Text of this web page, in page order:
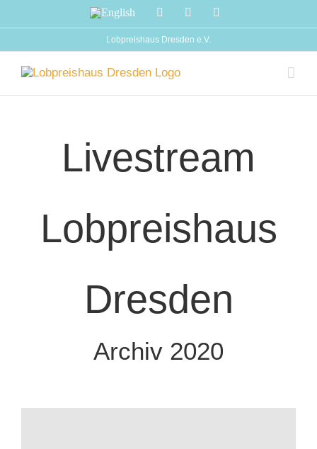
English FacebookInstagram
Lobpreishaus Dresden e.V.
Livestream
Lobpreishaus
Dresden
Archiv 2020